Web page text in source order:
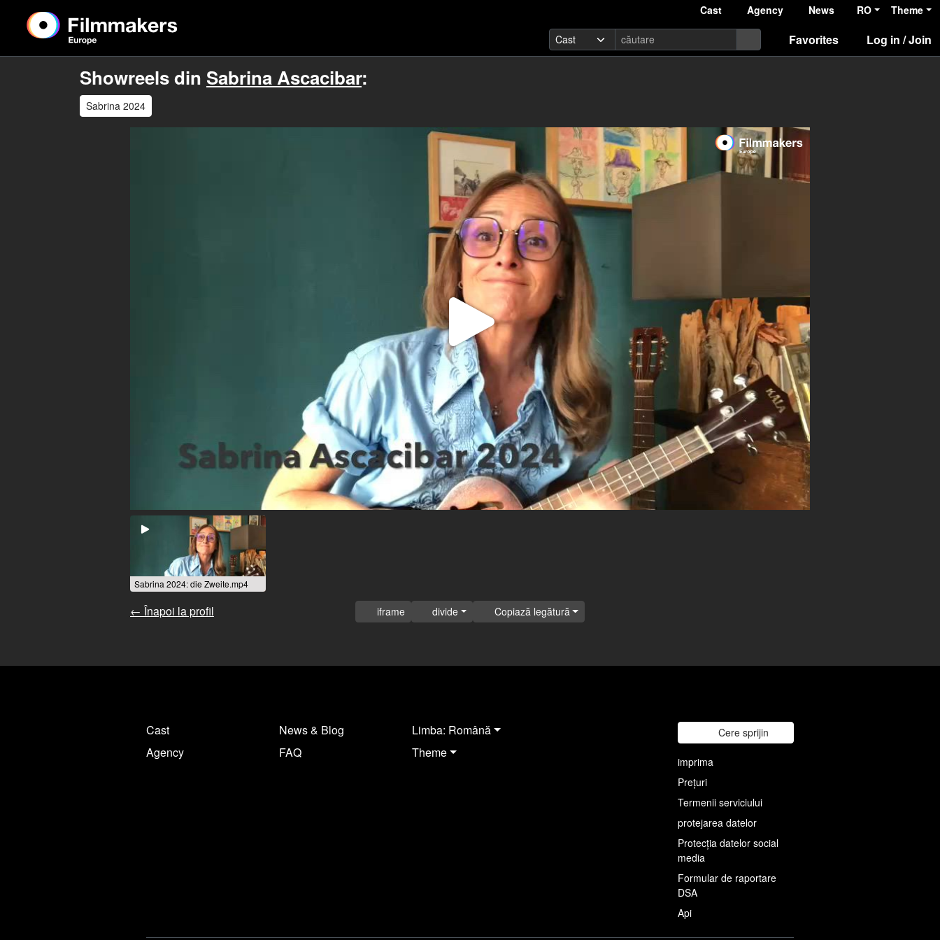
Cast Agency News RO Theme
Favorites Log in / Join
Showreels din Sabrina Ascacibar:
Sabrina 2024
Play
Video
Sabrina 2024: die Zweite.mp4
← Înapoi la profil iframe divide Copiază legătură
Cast
Agency
News & Blog
FAQ
Limba: Română
Theme
Cere sprijin
imprima
Prețuri
Termenii serviciului
protejarea datelor
Protecția datelor social
media
Formular de raportare
DSA
Api